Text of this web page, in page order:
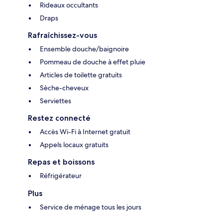
Rideaux occultants
Draps
Rafraîchissez-vous
Ensemble douche/baignoire
Pommeau de douche à effet pluie
Articles de toilette gratuits
Sèche-cheveux
Serviettes
Restez connecté
Accès Wi-Fi à Internet gratuit
Appels locaux gratuits
Repas et boissons
Réfrigérateur
Plus
Service de ménage tous les jours